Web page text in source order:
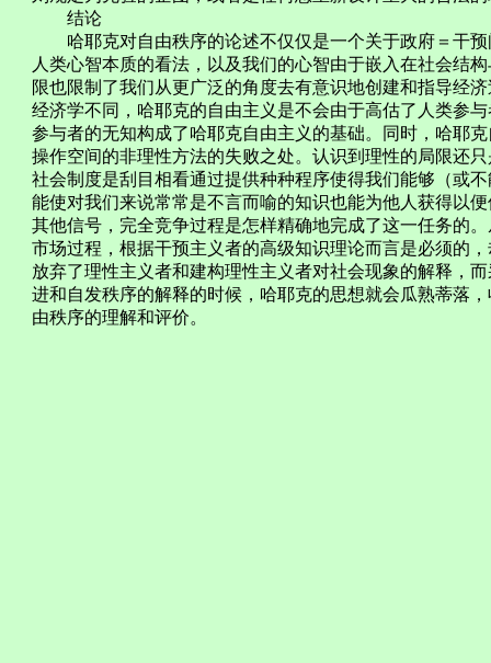
结论
哈耶克对自由秩序的论述不仅仅是一个关于政府＝干预
人类心智本质的看法，以及我们的心智由于嵌入在社会结
限也限制了我们从更广泛的角度去有意识地创建和指导经
经济学不同，哈耶克的自由主义是不会由于高估了人类参
参与者的无知构成了哈耶克自由主义的基础。同时，哈耶
操作空间的非理性方法的失败之处。认识到理性的局限还
社会制度是刮目相看通过提供种种程序使得我们能够（或
能使对我们来说常常是不言而喻的知识也能为他人获得以
其他信号，完全竞争过程是怎样精确地完成了这一任务的
市场过程，根据干预主义者的高级知识理论而言是必须的
放弃了理性主义者和建构理性主义者对社会现象的解释，
进和自发秩序的解释的时候，哈耶克的思想就会瓜熟蒂落
由秩序的理解和评价。